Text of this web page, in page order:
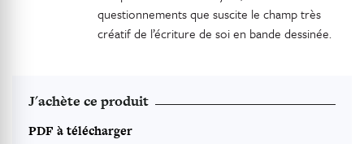
questionnements que suscite le champ très
créatif de l’écriture de soi en bande dessinée.
J'achète ce produit
PDF à télécharger